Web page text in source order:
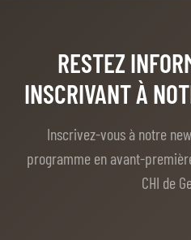
RESTEZ
INSCRIVANT À
Inscrivez-vous à notre
programme en avant-
CHI de